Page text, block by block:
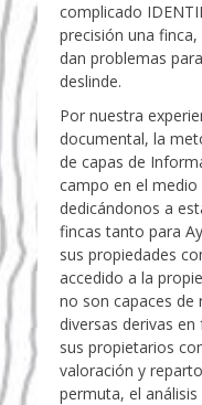
complicado
precisión una
dan problemas
deslinde.
Por nuestra
documental, la
de capas de
campo en el
dedicándonos a
fincas tanto para
sus propiedades
accedido a la
no son capaces de
diversas derivas
sus propietarios
valoración y
permuta, el